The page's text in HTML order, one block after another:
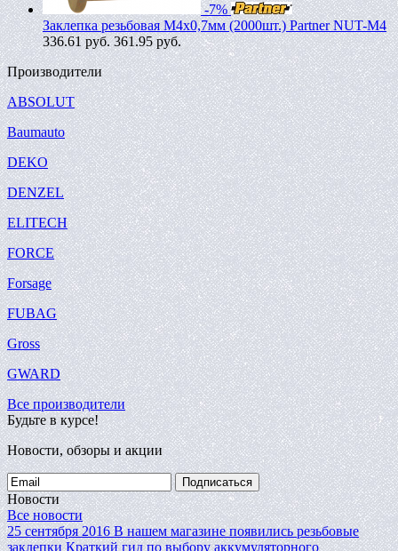
-7%
Заклепка резьбовая M4х0,7мм (2000шт.) Partner NUT-M4
336.61руб. 361.95 руб.
Производители
ABSOLUT
Baumauto
DEKO
DENZEL
ELITECH
FORCE
Forsage
FUBAG
Gross
GWARD
Все производители
Будьте в курсе!
Новости, обзоры и акции
Подписаться
Новости
Все новости
25 сентября 2016 В нашем магазине появились резьбовые
заклепки Краткий гид по выбору аккумуляторного